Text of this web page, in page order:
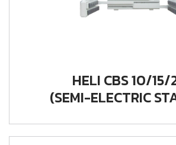
HELI CBS 10/
(SEMI-ELECTRIC